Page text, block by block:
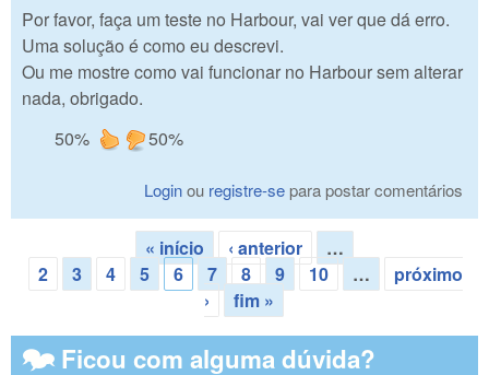
Por favor, faça um teste no Harbour, vai ver que dá erro.
Uma solução é como eu descrevi.
Ou me mostre como vai funcionar no Harbour sem alterar
nada, obrigado.
50%
50%
Loginou registre-separa postar comentários
Páginas
« início ‹ anterior
…
2
3 4 5 6 7 8 9 10 …
próximo
›
fim »
🗫 Ficou com alguma dúvida?